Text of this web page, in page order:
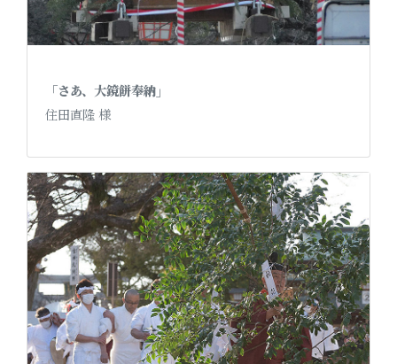
「さあ、大鏡餅奉納」
住田直隆 様